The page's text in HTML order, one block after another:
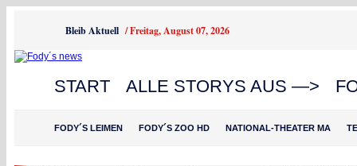
Bleib Aktuell /Freitag, August 07, 2026
START ALLE STORYS AUS —>
FODY´S LEIMEN FODY´S ZOO HD NATIONAL-THEATER MA